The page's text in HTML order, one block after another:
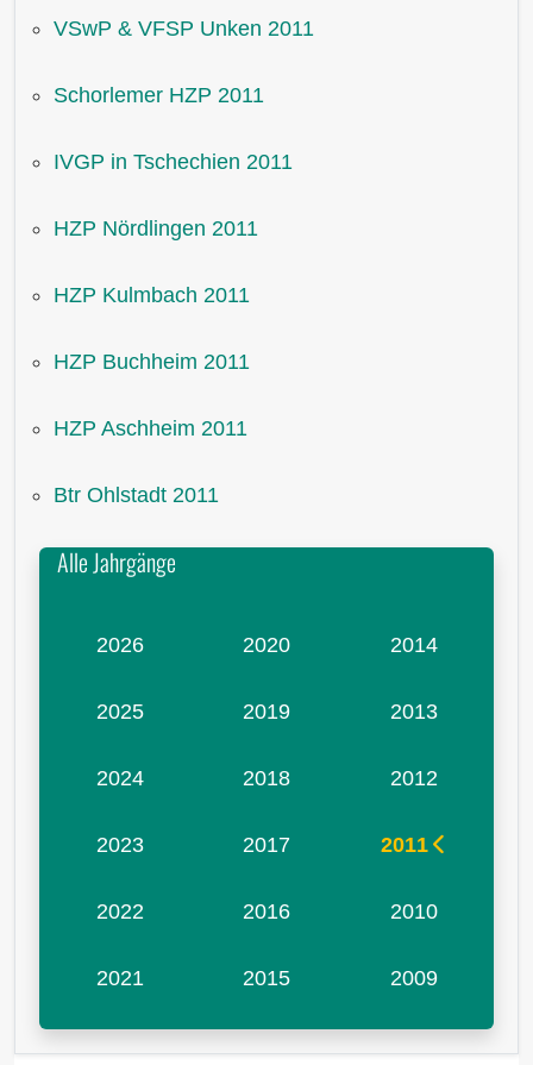
VSwP & VFSP Unken 2011
Schorlemer HZP 2011
IVGP in Tschechien 2011
HZP Nördlingen 2011
HZP Kulmbach 2011
HZP Buchheim 2011
HZP Aschheim 2011
Btr Ohlstadt 2011
Alle Jahrgänge
2026
2025
2024
2023
2022
2021
2020
2019
2018
2017
2016
2015
2014
2013
2012
2011
2010
2009